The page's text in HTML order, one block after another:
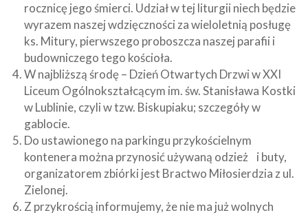
rocznicę jego śmierci. Udział w tej liturgii niech będzie
wyrazem naszej wdzięczności za wieloletnią posługę
ks. Mitury, pierwszego proboszcza naszej parafii i
budowniczego tego kościoła.
W najbliższą środę – Dzień Otwartych Drzwi w XXI
Liceum Ogólnokształcącym im. św. Stanisława Kostki
w Lublinie, czyli w tzw. Biskupiaku; szczegóły w
gablocie.
Do ustawionego na parkingu przykościelnym
kontenera można przynosić używaną odzież i buty,
organizatorem zbiórki jest Bractwo Miłosierdzia z ul.
Zielonej.
Z przykrością informujemy, że nie ma już wolnych